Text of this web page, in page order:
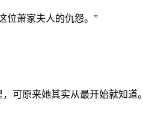
位萧家夫人的仇怨。”
可原来她其实从最开始就知道。